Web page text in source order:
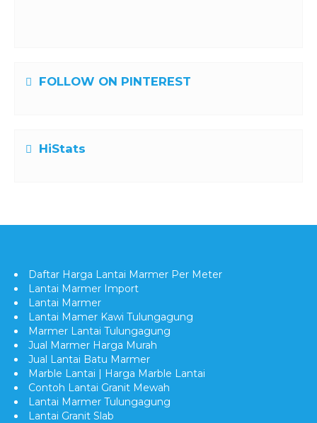
FOLLOW ON PINTEREST
HiStats
Daftar Harga Lantai Marmer Per Meter
Lantai Marmer Import
Lantai Marmer
Lantai Mamer Kawi Tulungagung
Marmer Lantai Tulungagung
Jual Marmer Harga Murah
Jual Lantai Batu Marmer
Marble Lantai | Harga Marble Lantai
Contoh Lantai Granit Mewah
Lantai Marmer Tulungagung
Lantai Granit Slab